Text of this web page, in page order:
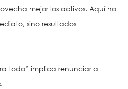
mejor los activos. Aquí no
sino resultados
todo” implica renunciar a